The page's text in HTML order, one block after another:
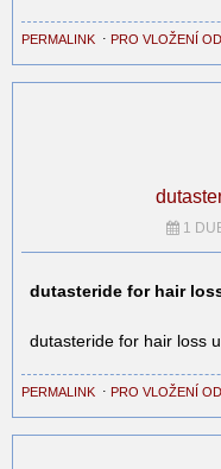
PERMALINK ⋅ PRO VLOŽENÍ
1
dutasteride for hair
dutasteride for hair loss
PERMALINK ⋅ PRO VLOŽENÍ